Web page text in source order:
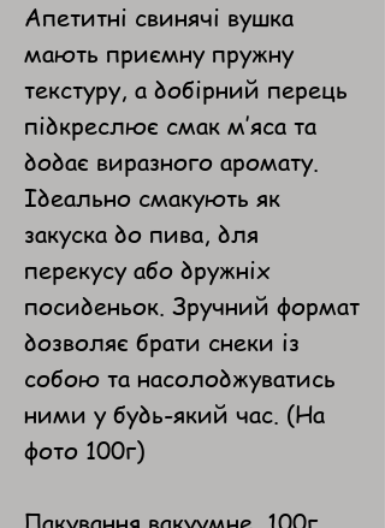
Апетитні свинячі вушка
мають приємну пружну
текстуру, а добірний перець
підкреслює смак м’яса та
додає виразного аромату.
Ідеально смакують як
закуска до пива, для
перекусу або дружніх
посиденьок. Зручний формат
дозволяє брати снеки із
собою та насолоджуватись
ними у будь-який час. (На
фото 100г)